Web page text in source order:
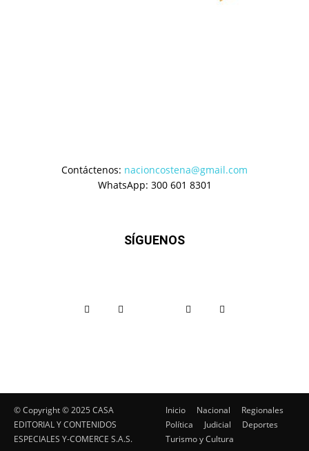
Contáctenos: nacioncostena@gmail.com
WhatsApp: 300 601 8301
SÍGUENOS
© Copyright ©️ 2025 CASA
EDITORIAL Y CONTENIDOS
ESPECIALES Y-COMERCE S.A.S.
Inicio Nacional
Regionales
Política
Judicial
Deportes
Turismo y Cultura